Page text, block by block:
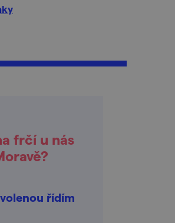
frčí u nás
řídím